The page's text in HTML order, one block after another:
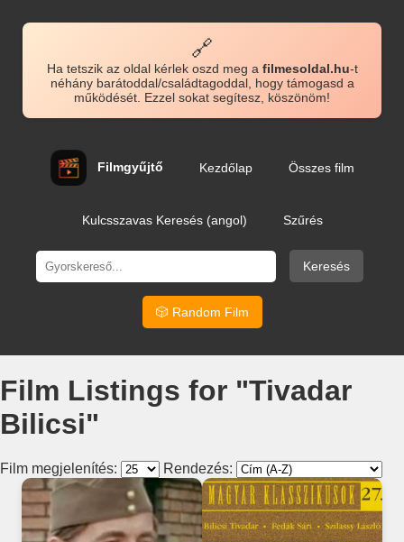
🔗
Ha tetszik az oldal kérlek oszd meg a filmesoldal.hu-t
néhány barátoddal/családtagoddal, hogy támogasd a
működését. Ezzel sokat segítesz, köszönöm!
Filmgyűjtő Kezdőlap Összes film
Kulcsszavas Keresés (angol) Szűrés
Keresés
🎲 Random Film
Film Listings for "Tivadar
Bilicsi"
Film megjelenítés: Rendezés: